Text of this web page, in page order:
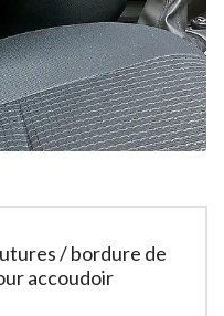
/ bordure de
accoudoir